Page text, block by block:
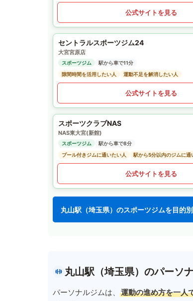
公式サイトを見る
セントラルスポーツジム24
大宮宮原店
スポーツジム
駅から車で11分
隙間時間を活用したい人
運動不足を解消したい人
公式サイトを見る
スポーツクラブNAS
NAS東大宮(新館)
スポーツジム
駅から車で8分
プール付きジムに通いたい人
駅から5分以内のジムに通
公式サイトを見る
丸山駅（埼玉県）のスポーツジムを目的
丸山駅（埼玉県）のパーソ
パーソナルジムは、 運動の進め方を一人